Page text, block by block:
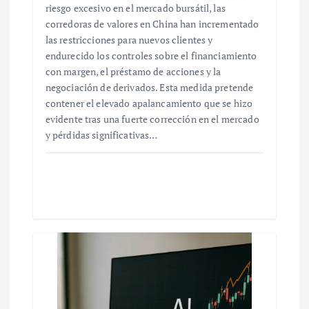
riesgo excesivo en el mercado bursátil, las
corredoras de valores en China han incrementado
las restricciones para nuevos clientes y
endurecido los controles sobre el financiamiento
con margen, el préstamo de acciones y la
negociación de derivados. Esta medida pretende
contener el elevado apalancamiento que se hizo
evidente tras una fuerte corrección en el mercado
y pérdidas significativas…